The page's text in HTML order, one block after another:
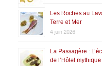
Les Roches au
Terre et Mer
4 juin 2026
La Passagère :
de l’Hôtel